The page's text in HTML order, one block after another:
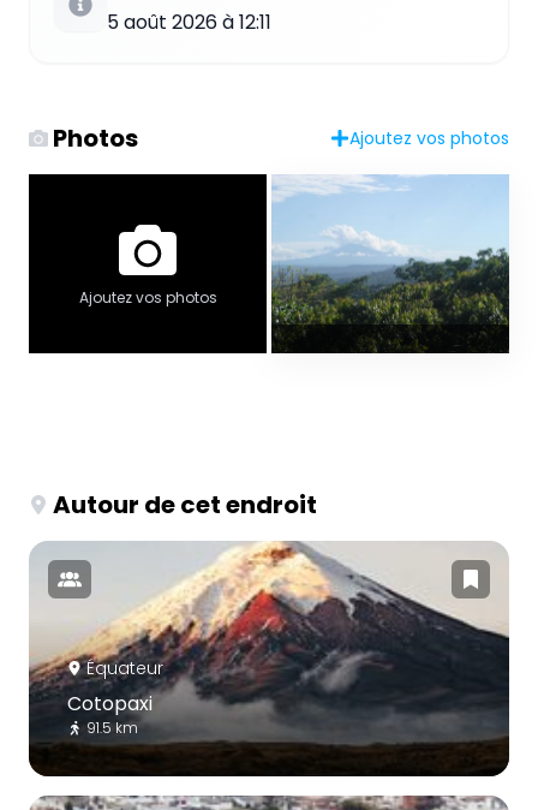
5 août 2026 à 12:11
Photos Ajoutez vos photos
Ajoutez vos photos
Autour de cet endroit
Équateur
Cotopaxi
91.5 km